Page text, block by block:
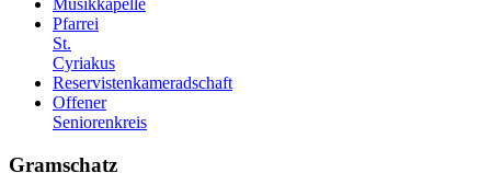
Pfarrei
St.
Cyriakus
Reservistenkameradschaft
Offener
Seniorenkreis
Gramschatz